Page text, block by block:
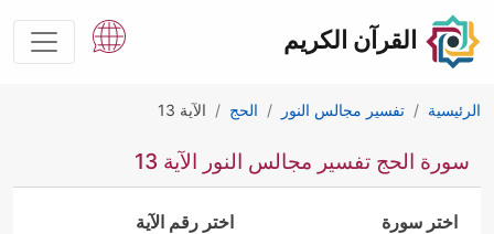
القرآن الكريم
الرئيسية تفسير مجالس النور الحج الآية 13
سورة الحج تفسير مجالس النور الآية 13
اختر سورة اختر رقم الآية